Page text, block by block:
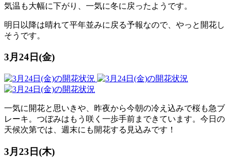
気温も大幅に下がり、一気に冬に戻ったようです。
明日以降は晴れて平年並みに戻る予報なので、やっと開花し
そうです。
3月24日(金)
一気に開花と思いきや、昨夜から今朝の冷え込みで桜も急ブ
レーキ。つぼみはもう咲く一歩手前まできています。今日の
天候次第では、週末にも開花する見込みです！
3月23日(木)